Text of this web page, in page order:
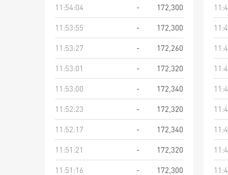
11:54:04
-
172,300
11:53:55
-
172,300
11:53:27
-
172,260
11:53:01
-
172,320
11:53:00
-
172,340
11:52:23
-
172,320
11:52:17
-
172,340
11:51:21
-
172,320
11:51:16
-
172,300